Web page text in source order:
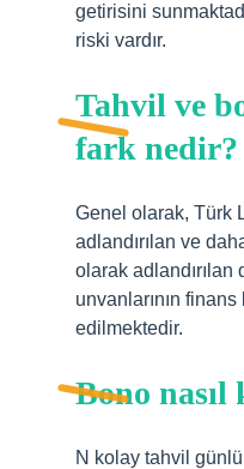
getirisini
riski vardır.
Tahvil ve
fark nedir?
Genel olarak, Türk
adlandırılan ve
olarak
unvanlarının
edilmektedir.
Bono nasıl
N kolay tahvil